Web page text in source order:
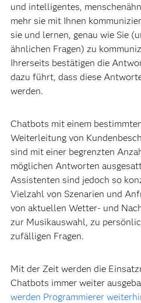
und intelligentes,
mehr sie mit Ihnen
sie und lernen, genau wie Sie
ähnlichen Fragen) zu
Ihrerseits bestätigen die
dazu führt, dass diese
werden.
Chatbots mit einem
Weiterleitung von
sind mit einer begrenzten
möglichen Antworten
Assistenten sind jedoch so
Vielzahl von Szenarien und
von aktuellen Wetter- und
zur Musikauswahl, zu
zufälligen Fragen.
Mit der Zeit werden die
Chatbots immer weiter
werden Programmierer